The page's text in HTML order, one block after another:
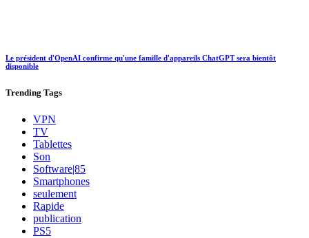
Le président d'OpenAI confirme qu'une famille d'appareils ChatGPT sera bientôt
disponible
Trending Tags
VPN
TV
Tablettes
Son
Software|85
Smartphones
seulement
Rapide
publication
PS5